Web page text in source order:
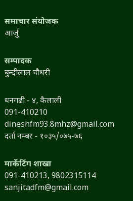
समाचार संयोजक
आर्जु
सम्पादक
बुन्दीलाल चौधरी
धनगढी - ४, कैलाली
091-410210
dineshfm93.8mhz@gmail.com
दर्ता नम्बर - १०३५/०७५-७६
मार्केटिंग शाखा
091-410213, 9802315114
sanjitadfm@gmail.com